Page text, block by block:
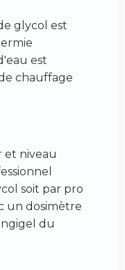
glycol est
est
chauffage
et niveau
soit par pro
un dosimètre
du